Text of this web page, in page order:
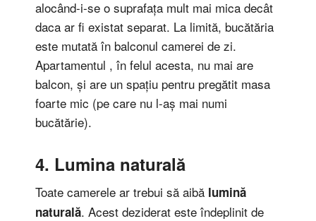
alocând-i-se o suprafața mult mai mica decât
daca ar fi existat separat. La limită, bucătăria
este mutată în balconul camerei de zi.
Apartamentul , în felul acesta, nu mai are
balcon, și are un spațiu pentru pregătit masa
foarte mic (pe care nu l-aș mai numi
bucătărie).
4. Lumina naturală
Toate camerele ar trebui să aibă lumină
naturală. Acest deziderat este îndeplinit de